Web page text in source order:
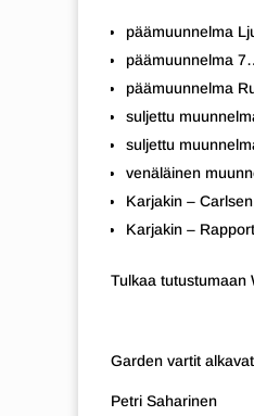
päämuunnelma
päämuunnelma
päämuunnelma
suljettu
suljettu
venäläinen
Karjakin –
Karjakin –
Tulkaa tutustumaan
Garden vartit
Petri Saharinen